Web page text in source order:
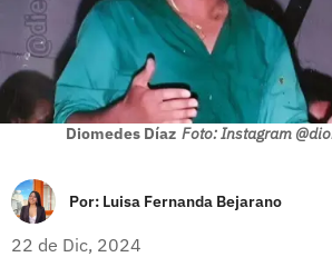
Diomedes Díaz Foto: Instagram
Por: Luisa Fernanda Bejarano
22 de Dic, 2024